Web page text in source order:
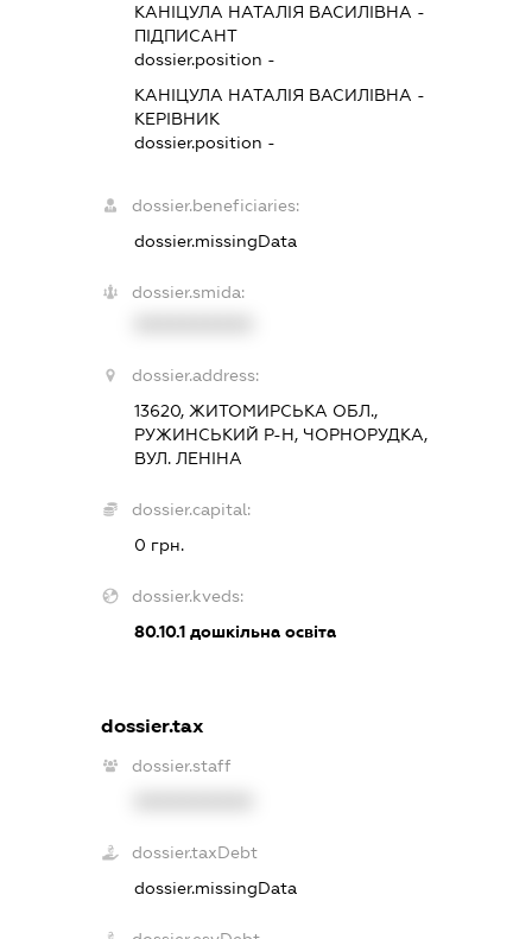
КАНІЦУЛА НАТАЛІЯ ВАСИЛІВНА -
ПІДПИСАНТ
dossier.position -
КАНІЦУЛА НАТАЛІЯ ВАСИЛІВНА -
КЕРІВНИК
dossier.position -
dossier.beneficiaries:
dossier.missingData
dossier.smida:
dossier.address:
13620, ЖИТОМИРСЬКА ОБЛ.,
РУЖИНСЬКИЙ Р-Н, ЧОРНОРУДКА,
ВУЛ. ЛЕНІНА
dossier.capital:
0 грн.
dossier.kveds:
80.10.1дошкільна освіта
dossier.tax
dossier.staff
dossier.taxDebt
dossier.missingData